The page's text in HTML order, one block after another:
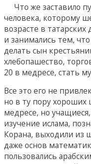
Что же заставило
человека, которому
возрасте в
и занимались тем,
делать сын
хлебопашество,
20 в медресе, стать
Все это его не
но в ту пору хороших
медресе, но
изучение ислама,
Корана, выходили из
даже основ
пользовались